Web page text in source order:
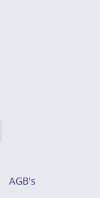
AGB's